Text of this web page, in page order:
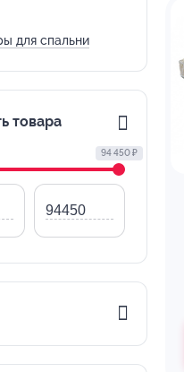
для спальни
товара
94 450 ₽